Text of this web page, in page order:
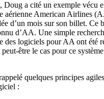
Doug a cité un exemple vécu
aérienne American Airlines
d’un mois sur son billet. Ce
d’AA. Une simple
des logiciels pour AA ont été
être le cas pour ce
quelques principes
: